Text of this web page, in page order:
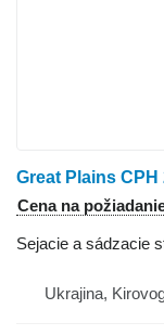
Great Plains CPH
Cena na
Sejacie a sádzacie
Ukrajina,